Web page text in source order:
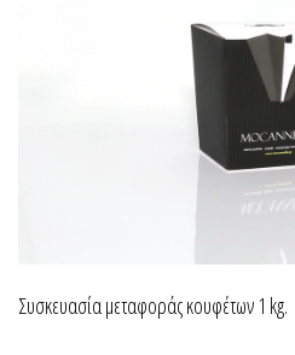
Συσκευασία μεταφοράς κουφέτων 1 kg.